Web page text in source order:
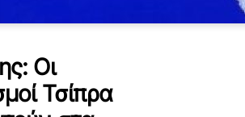
Οι
Τσίπρα